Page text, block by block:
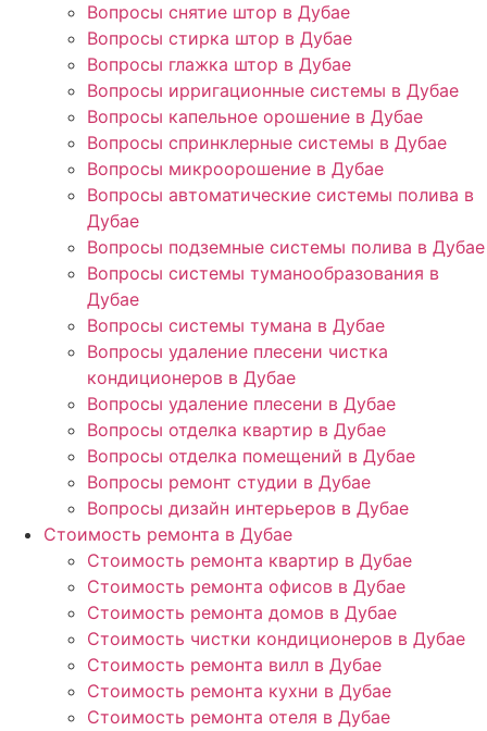
Вопросы снятие штор в Дубае
Вопросы стирка штор в Дубае
Вопросы глажка штор в Дубае
Вопросы ирригационные системы в Дубае
Вопросы капельное орошение в Дубае
Вопросы спринклерные системы в Дубае
Вопросы микроорошение в Дубае
Вопросы автоматические системы полива в
Дубае
Вопросы подземные системы полива в Дубае
Вопросы системы туманообразования в
Дубае
Вопросы системы тумана в Дубае
Вопросы удаление плесени чистка
кондиционеров в Дубае
Вопросы удаление плесени в Дубае
Вопросы отделка квартир в Дубае
Вопросы отделка помещений в Дубае
Вопросы ремонт студии в Дубае
Вопросы дизайн интерьеров в Дубае
Стоимость ремонта в Дубае
Стоимость ремонта квартир в Дубае
Стоимость ремонта офисов в Дубае
Стоимость ремонта домов в Дубае
Стоимость чистки кондиционеров в Дубае
Стоимость ремонта вилл в Дубае
Стоимость ремонта кухни в Дубае
Стоимость ремонта отеля в Дубае